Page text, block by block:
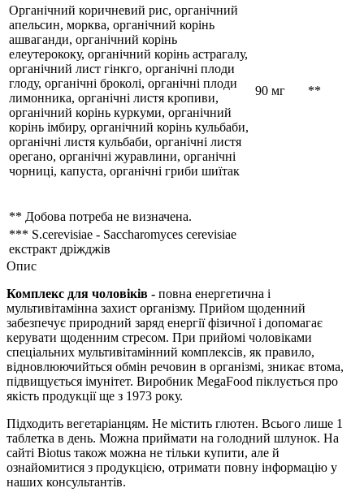
Органічний коричневий рис, органічний
апельсин, морква, органічний корінь
ашваганди, органічний корінь
елеутерококу, органічний корінь астрагалу,
органічний лист гінкго, органічні плоди
глоду, органічні броколі, органічні плоди
лимонника, органічні листя кропиви,
органічний корінь куркуми, органічний
корінь імбиру, органічний корінь кульбаби,
органічні листя кульбаби, органічні листя
орегано, органічні журавлини, органічні
чорниці, капуста, органічні гриби шиїтак
90 мг **
** Добова потреба не визначена.
*** S.cerevisiae - Saccharomyces cerevisiae
екстракт дріжджів
Опис
Комплекс для чоловіків - повна енергетична і
мультивітамінна захист організму. Прийом щоденний
забезпечує природний заряд енергії фізичної і допомагає
керувати щоденним стресом. При прийомі чоловіками
спеціальних мультивітамінний комплексів, як правило,
відновлюючийться обмін речовин в організмі, зникає втома,
підвищується імунітет. Виробник MegaFood піклується про
якість продукції ще з 1973 року.
Підходить вегетаріанцям. Не містить глютен. Всього лише 1
таблетка в день. Можна приймати на голодний шлунок. На
сайті Biotus також можна не тільки купити, але й
ознайомитися з продукцією, отримати повну інформацію у
наших консультантів.